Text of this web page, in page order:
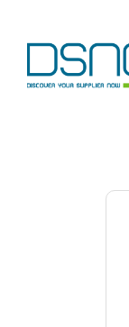
content